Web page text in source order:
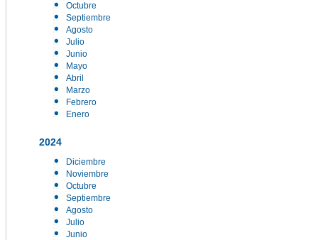
Octubre
Septiembre
Agosto
Julio
Junio
Mayo
Abril
Marzo
Febrero
Enero
2024
Diciembre
Noviembre
Octubre
Septiembre
Agosto
Julio
Junio